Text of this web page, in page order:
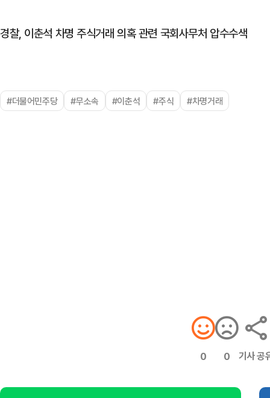
경찰, 이춘석 차명 주식거래 의혹 관련 국회사무처 압수수색
#더불어민주당 #무소속 #이춘석 #주식 #차명거래
0 0 기사 공